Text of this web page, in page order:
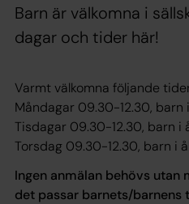
Barn är välkomna i
dagar och tider här!
Varmt välkomna följande
Måndagar 09.30-12.30,
Tisdagar 09.30-12.30, barn i
Torsdag 09.30-12.30, barn i
Ingen anmälan behövs utan
det passar barnets/barnens